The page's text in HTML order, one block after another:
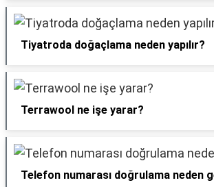
Tiyatroda doğaçlama neden yapılır?
Terrawool ne işe yarar?
Telefon numarası doğrulama neden